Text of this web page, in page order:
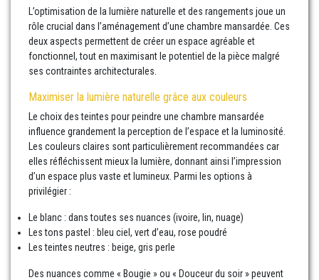
L’optimisation de la lumière naturelle et des rangements joue un
rôle crucial dans l’aménagement d’une chambre mansardée. Ces
deux aspects permettent de créer un espace agréable et
fonctionnel, tout en maximisant le potentiel de la pièce malgré
ses contraintes architecturales.
Maximiser la lumière naturelle grâce aux couleurs
Le choix des teintes pour peindre une chambre mansardée
influence grandement la perception de l’espace et la luminosité.
Les couleurs claires sont particulièrement recommandées car
elles réfléchissent mieux la lumière, donnant ainsi l’impression
d’un espace plus vaste et lumineux. Parmi les options à
privilégier :
Le blanc : dans toutes ses nuances (ivoire, lin, nuage)
Les tons pastel : bleu ciel, vert d’eau, rose poudré
Les teintes neutres : beige, gris perle
Des nuances comme « Bougie » ou « Douceur du soir » peuvent